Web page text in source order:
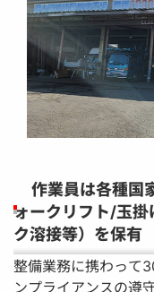
作業員は各種国
ォークリフト/玉
ク溶接等）を保有
整備業務に携わって
ンプライアンスの遵